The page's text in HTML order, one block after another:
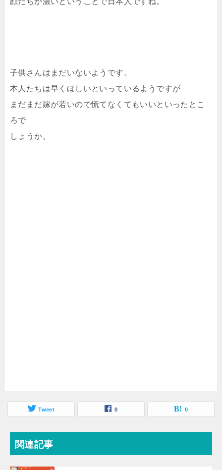
子供さんはまだいないようです。
本人たちは早くほしいといっているようですが
まだまだ嫁が若いので慌てなくてもいいといったとこ
ろで
しょうか。
Tweet 0 0
関連記事